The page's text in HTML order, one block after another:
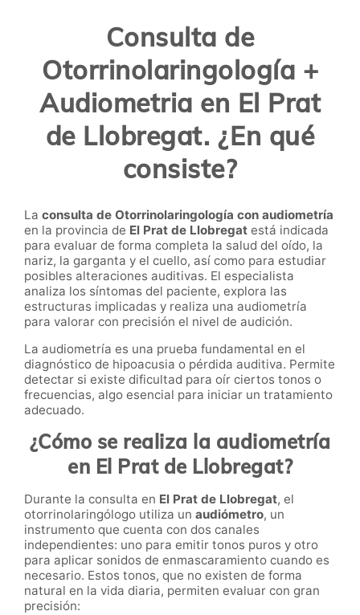
Consulta de
Otorrinolaringología +
Audiometria en El Prat
de Llobregat. ¿En qué
consiste?
La consulta de Otorrinolaringología con audiometría
en la provincia de El Prat de Llobregat está indicada
para evaluar de forma completa la salud del oído, la
nariz, la garganta y el cuello, así como para estudiar
posibles alteraciones auditivas. El especialista
analiza los síntomas del paciente, explora las
estructuras implicadas y realiza una audiometría
para valorar con precisión el nivel de audición.
La audiometría es una prueba fundamental en el
diagnóstico de hipoacusia o pérdida auditiva. Permite
detectar si existe dificultad para oír ciertos tonos o
frecuencias, algo esencial para iniciar un tratamiento
adecuado.
¿Cómo se realiza la audiometría
en El Prat de Llobregat?
Durante la consulta en El Prat de Llobregat, el
otorrinolaringólogo utiliza un audiómetro, un
instrumento que cuenta con dos canales
independientes: uno para emitir tonos puros y otro
para aplicar sonidos de enmascaramiento cuando es
necesario. Estos tonos, que no existen de forma
natural en la vida diaria, permiten evaluar con gran
precisión: